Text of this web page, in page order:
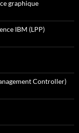
graphique
IBM (LPP)
Controller)